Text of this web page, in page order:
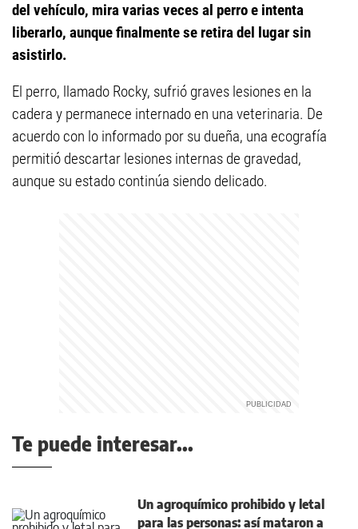
del vehículo, mira varias veces al perro e intenta
liberarlo, aunque finalmente se retira del lugar sin
asistirlo.
El perro, llamado Rocky, sufrió graves lesiones en la
cadera y permanece internado en una veterinaria. De
acuerdo con lo informado por su dueña, una ecografía
permitió descartar lesiones internas de gravedad,
aunque su estado continúa siendo delicado.
Te puede interesar...
Un agroquímico prohibido y letal
para las personas: así mataron a